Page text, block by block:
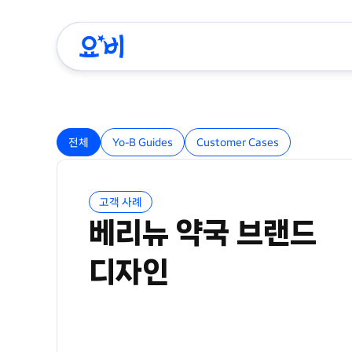
전체 Yo-B Guides Customer Cases
고객 사례
베리뉴 약국 브랜드
디자인